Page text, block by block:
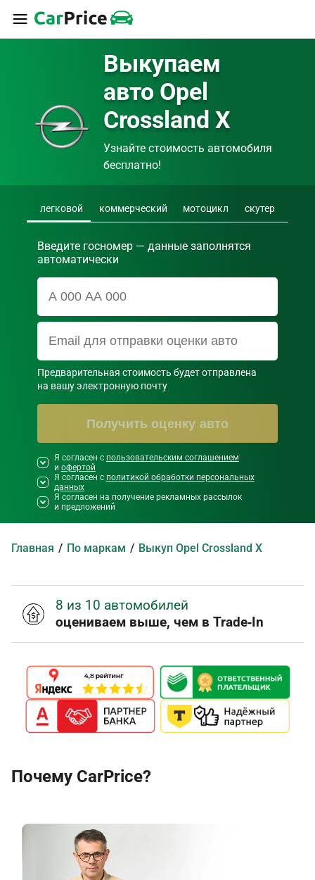
Выкупаем
авто Opel
Crossland X
Узнайте стоимость автомобиля
бесплатно!
легковой коммерческий мотоцикл скутер
Введите госномер — данные заполнятся
автоматически
Предварительная стоимость будет отправлена
на вашу электронную почту
Получить оценку авто
Необходимо согласиться со всеми
правилами и условиями ниже
Я согласен с пользовательским соглашением
и офертой
Я согласен с политикой обработки персональных
данных
Я согласен на получение рекламных рассылок
и предложений
Главная По маркам Выкуп Opel Crossland X
8 из 10 автомобилей
оцениваем выше, чем в Trade‑In
Почему CarPrice?